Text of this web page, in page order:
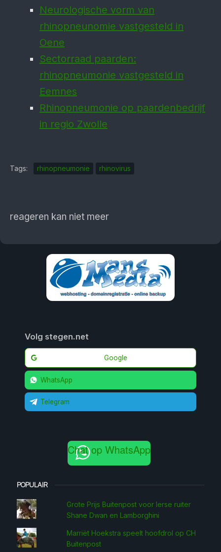
Neurologische vorm van
rhinopneunomie vastgesteld in
Oene
Sectorraad paarden:
rhinopneumonie vastgesteld in
Eemnes
Rhinopneumonie op paardenbedrijf
in regio Zwolle
Tags: rhinopneumonie rhinovirus
reageren kan niet meer
Volg stegen.net
Google
WhatsApp
Telegram
Chat op WhatsApp
POPULAIR
Grote Prijs Buitenpost voor Ierse ruiter
Shane Dwan en Lamborghini
Marriët Hoekstra speelt hoofdrol op CH
Buitenpost